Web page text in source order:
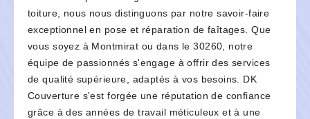
toiture, nous nous distinguons par notre savoir-faire
exceptionnel en pose et réparation de faîtages. Que
vous soyez à Montmirat ou dans le 30260, notre
équipe de passionnés s'engage à offrir des services
de qualité supérieure, adaptés à vos besoins. DK
Couverture s'est forgée une réputation de confiance
grâce à des années de travail méticuleux et à une